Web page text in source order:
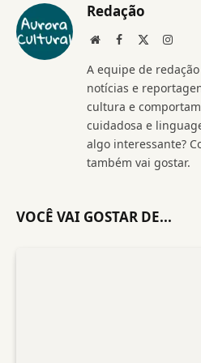
Redação
WebsiteFacebook
A equipe de
notícias e
cultura e
cuidadosa e
algo interessante?
também vai gostar.
VOCÊ VAI GOSTAR DE...